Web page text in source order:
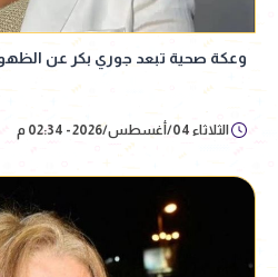
وعكة صحية تبعد جوري بكر عن
الثلاثاء 04/أغسطس/2026 - 02:34 م